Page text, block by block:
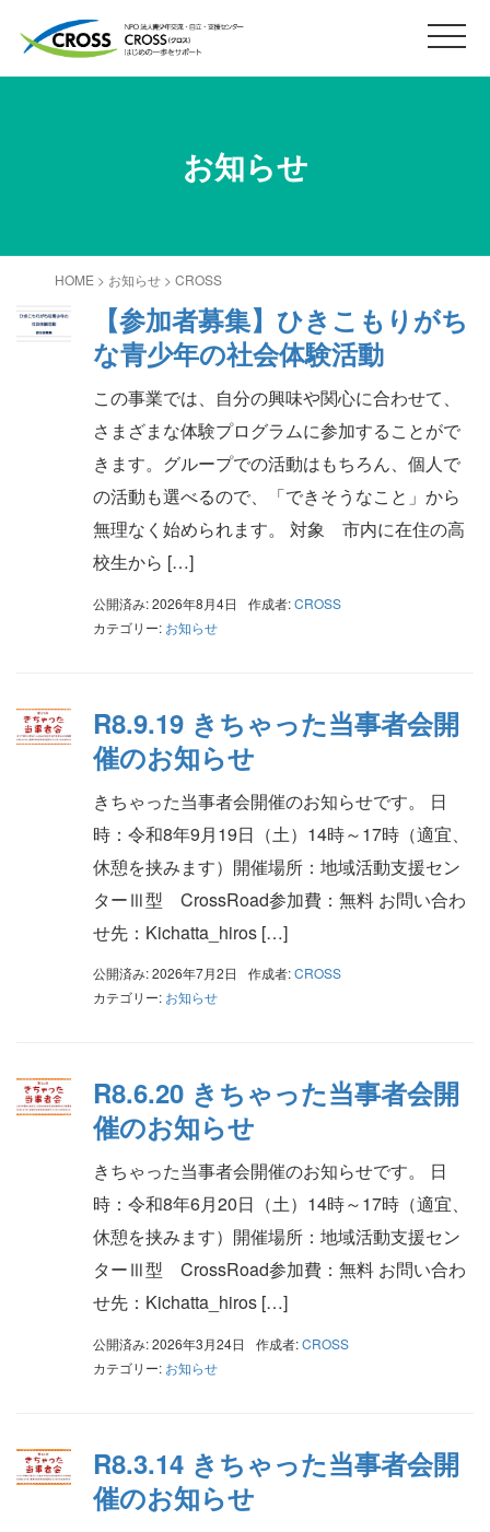
お知らせ
HOME > お知らせ> CROSS
【参加者募集】ひきこもりがち
な青少年の社会体験活動
この事業では、自分の興味や関心に合わせて、
さまざまな体験プログラムに参加することがで
きます。グループでの活動はもちろん、個人で
の活動も選べるので、「できそうなこと」から
無理なく始められます。 対象 市内に在住の高
校生から […]
公開済み: 2026年8月4日 作成者:CROSS
カテゴリー: お知らせ
R8.9.19 きちゃった当事者会開
催のお知らせ
きちゃった当事者会開催のお知らせです。 日
時：令和8年9月19日（土）14時～17時（適宜、
休憩を挟みます）開催場所：地域活動支援セン
ターⅢ型 CrossRoad参加費：無料 お問い合わ
せ先：Kichatta_hiros […]
公開済み: 2026年7月2日 作成者:CROSS
カテゴリー: お知らせ
R8.6.20 きちゃった当事者会開
催のお知らせ
きちゃった当事者会開催のお知らせです。 日
時：令和8年6月20日（土）14時～17時（適宜、
休憩を挟みます）開催場所：地域活動支援セン
ターⅢ型 CrossRoad参加費：無料 お問い合わ
せ先：Kichatta_hiros […]
公開済み: 2026年3月24日 作成者:CROSS
カテゴリー: お知らせ
R8.3.14 きちゃった当事者会開
催のお知らせ